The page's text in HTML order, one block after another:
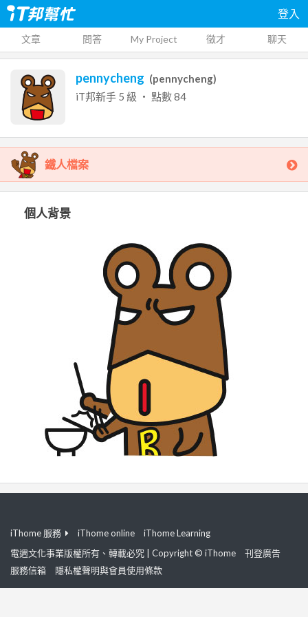
登入
文章 問答 My Project 徵才 聊天
pennycheng (pennycheng)
iT邦新手 5 級 ‧ 點數84
鐵人檔案
個人背景
iThome 服務 iThome online
iThome Learning
電週文化事業版權所有、轉載必究 | Copyright © iThome
刊登廣告
服務信箱
隱私權聲明與會員使用條款